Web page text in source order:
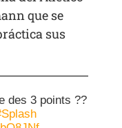
que se
sus
des 3 points ??